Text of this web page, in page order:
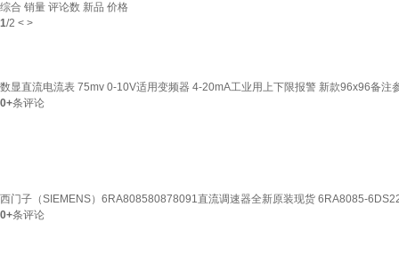
综合 销量 评论数 新品 价格
1/2 < >
数显直流电流表 75mv 0-10V适用变频器 4-20mA工业用上下限报警 新款96x96备注
0+条评论
西门子（SIEMENS）6RA808580878091直流调速器全新原装现货 6RA8085-
0+条评论